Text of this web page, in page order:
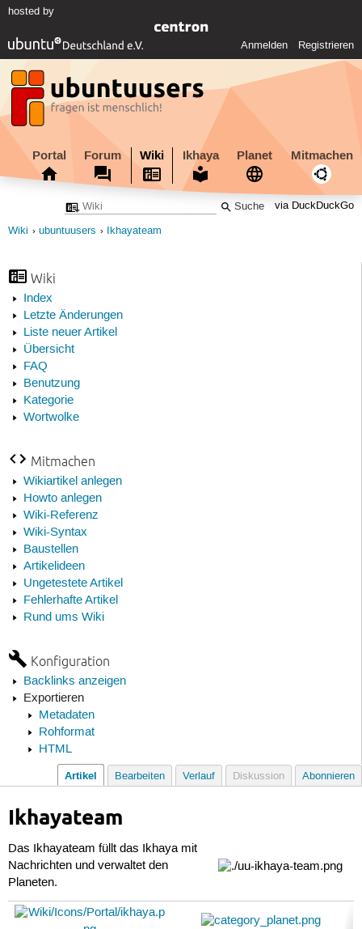
hosted by
Anmelden Registrieren
Portal Forum Wiki Ikhaya Planet Mitmachen
via DuckDuckGo
Wiki ubuntuusers Ikhayateam
Wiki
Index
Letzte Änderungen
Liste neuer Artikel
Übersicht
FAQ
Benutzung
Kategorie
Wortwolke
Mitmachen
Wikiartikel anlegen
Howto anlegen
Wiki-Referenz
Wiki-Syntax
Baustellen
Artikelideen
Ungetestete Artikel
Fehlerhafte Artikel
Rund ums Wiki
Konfiguration
Backlinks anzeigen
Exportieren
Metadaten
Rohformat
HTML
Artikel Bearbeiten Verlauf Diskussion Abonnieren
Ikhayateam
Das Ikhayateam füllt das Ikhaya mit
Nachrichten und verwaltet den
Planeten.